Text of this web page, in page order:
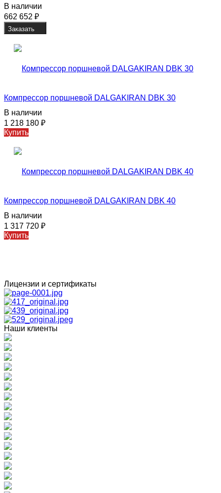
В наличии
662 652 ₽
Заказать
Компрессор поршневой DALGAKIRAN DBK 30
В наличии
1 218 180 ₽
Купить
Компрессор поршневой DALGAKIRAN DBK 40
В наличии
1 317 720 ₽
Купить
Лицензии и сертификаты
Наши клиенты